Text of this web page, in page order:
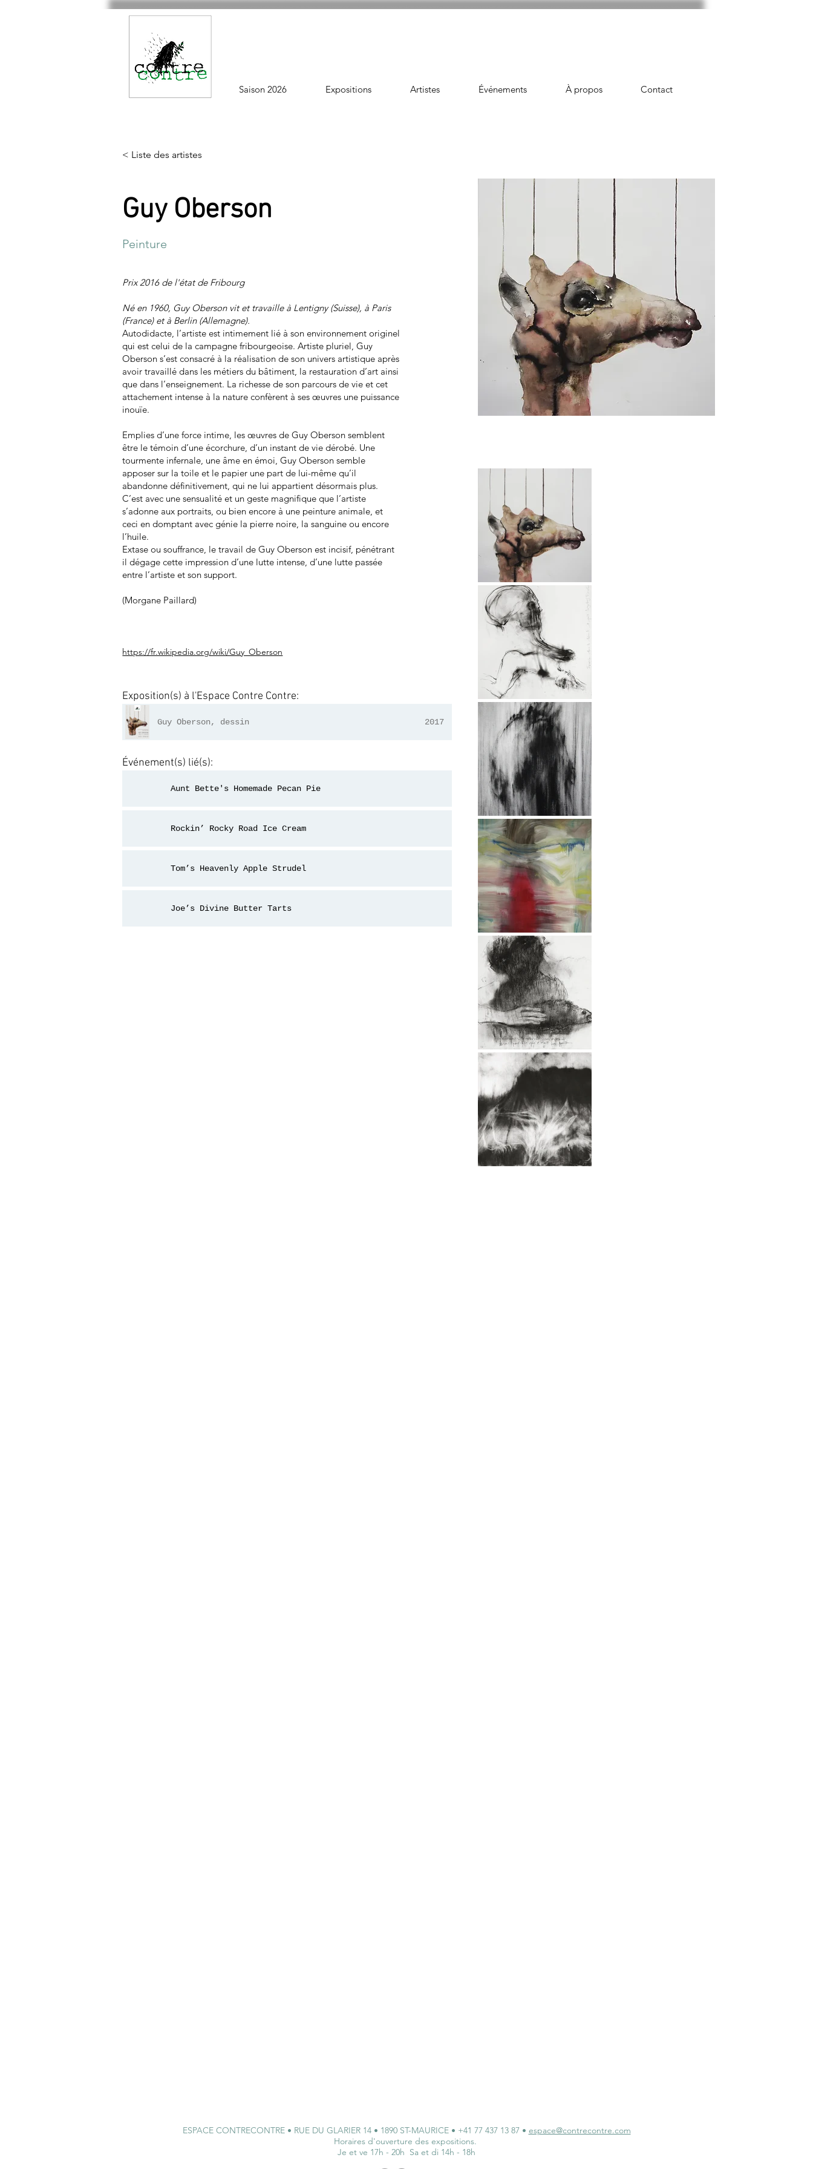
Saison 2026 Expositions Artistes Événements À propos Contact
< Liste des artistes
Guy Oberson
Peinture
Prix 2016 de l'état de Fribourg
Né en 1960, Guy Oberson vit et travaille à Lentigny (Suisse), à Paris
(France) et à Berlin (Allemagne).
Autodidacte, l’artiste est intimement lié à son environnement originel
qui est celui de la campagne fribourgeoise. Artiste pluriel, Guy
Oberson s’est consacré à la réalisation de son univers artistique après
avoir travaillé dans les métiers du bâtiment, la restauration d’art ainsi
que dans l’enseignement. La richesse de son parcours de vie et cet
attachement intense à la nature confèrent à ses œuvres une puissance
inouïe.
Emplies d’une force intime, les œuvres de Guy Oberson semblent
être le témoin d’une écorchure, d’un instant de vie dérobé. Une
tourmente infernale, une âme en émoi, Guy Oberson semble
apposer sur la toile et le papier une part de lui-même qu’il
abandonne définitivement, qui ne lui appartient désormais plus.
C’est avec une sensualité et un geste magnifique que l’artiste
s’adonne aux portraits, ou bien encore à une peinture animale, et
ceci en domptant avec génie la pierre noire, la sanguine ou encore
l’huile.
Extase ou souffrance, le travail de Guy Oberson est incisif, pénétrant
il dégage cette impression d’une lutte intense, d’une lutte passée
entre l’artiste et son support.
(Morgane Paillard)
https://fr.wikipedia.org/wiki/Guy_Oberson
Exposition(s) à l'Espace Contre Contre:
Guy Oberson, dessin 2017
Exposition(s) à l'Espace Contre Contre:
Événement(s) lié(s):
Aunt Bette's Homemade Pecan Pie
Rockin’ Rocky Road Ice Cream
Tom’s Heavenly Apple Strudel
Joe’s Divine Butter Tarts
ESPACE CONTRECONTRE • RUE DU GLARIER 14 • 1890 ST-MAURICE • +41 77 437 13 87 • espace@contrecontre.com
Horaires d'ouverture des expositions.
Je et ve 17h - 20h Sa et di 14h - 18h